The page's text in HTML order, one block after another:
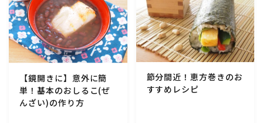
【鏡開きに】意外に簡
単！基本のおしるこ(ぜ
んざい)の作り方
節分間近！恵方巻きのお
すすめレシピ